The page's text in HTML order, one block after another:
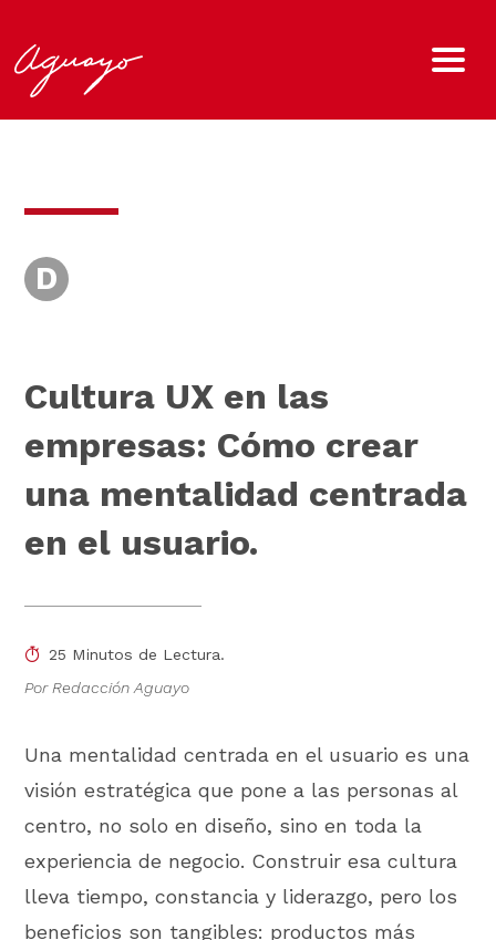
D
Cultura UX en las
empresas: Cómo crear
una mentalidad centrada
en el usuario.
25 Minutos de Lectura.
Por Redacción Aguayo
Una mentalidad centrada en el usuario es una
visión estratégica que pone a las personas al
centro, no solo en diseño, sino en toda la
experiencia de negocio. Construir esa cultura
lleva tiempo, constancia y liderazgo, pero los
beneficios son tangibles: productos más